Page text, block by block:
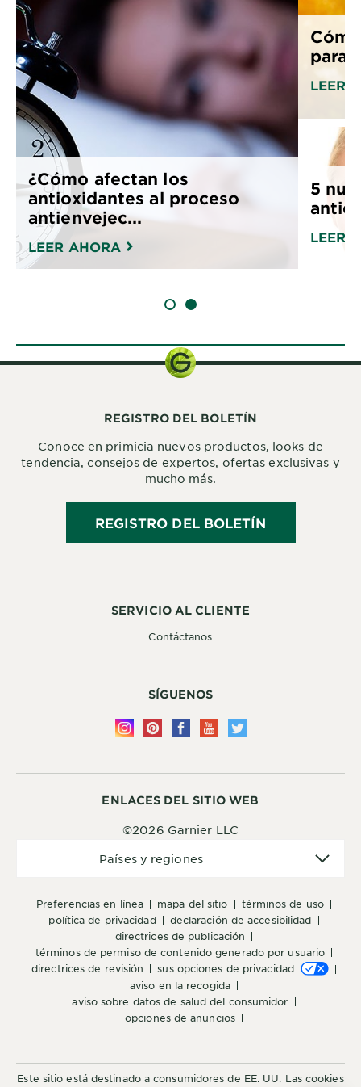
¿Cómo afectan los
antioxidantes al proceso
antienvejec...
LEER AHORA
para
LEER
5
LEER
SLIDE 1SLIDE 2
ENLACES DEL SITIO WEB
preferencias en línea mapa del sitio
términos de uso
política de privacidad
declaración de accesibilidad
directrices de publicación
términos de permiso de contenido generado por usuario
directrices de revisión
sus opciones de privacidad
aviso en la recogida
aviso sobre datos de salud del consumidor
opciones de anuncios
©2026 Garnier LLC
Países y regiones
SERVICIO AL CLIENTE
Contáctanos
SÍGUENOS
REGISTRO DEL BOLETÍN
Conoce en primicia nuevos productos, looks de
tendencia, consejos de expertos, ofertas exclusivas y
mucho más.
REGISTRO DEL BOLETÍN
Este sitio está destinado a consumidores de EE. UU. Las cookies